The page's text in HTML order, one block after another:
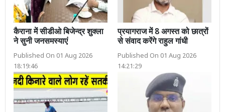
कैराना में सीडीओ बिजेन्द्र शुक्ला
ने सुनी जनसमस्याएं
Published On 01 Aug 2026
18:19:46
प्रयागराज में 8 अगस्त को छात्रों
से संवाद करेंगे राहुल गांधी
Published On 01 Aug 2026
14:21:29